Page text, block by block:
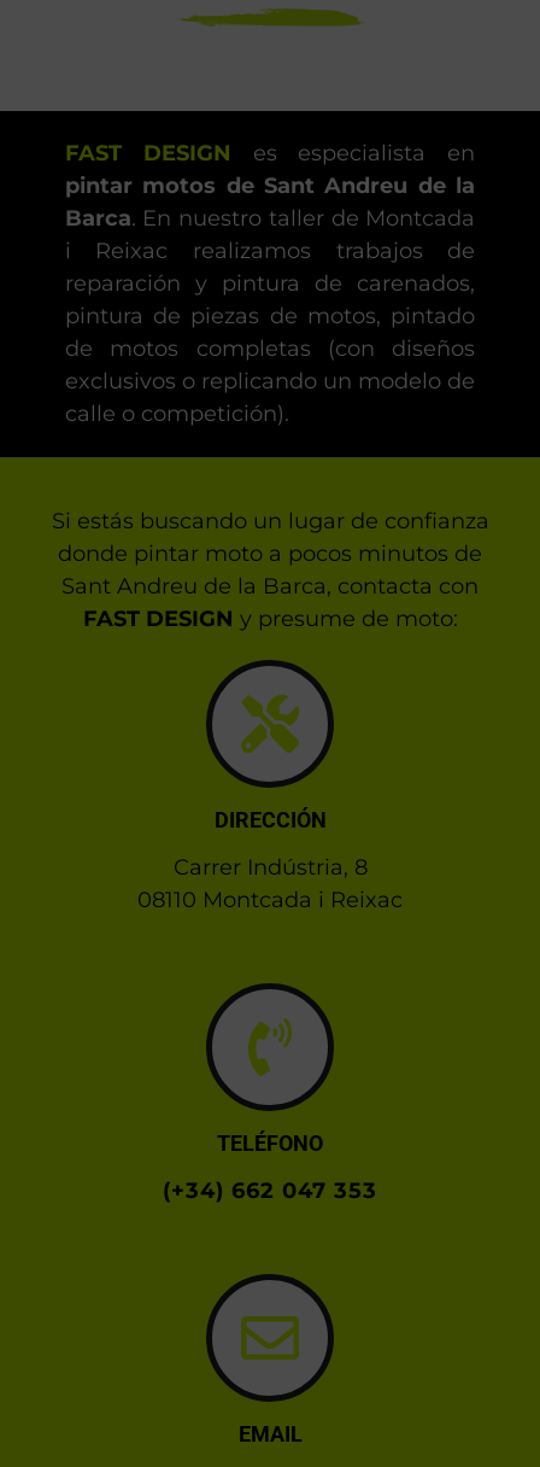
FAST DESIGN es especialista en
pintar motos de Sant Andreu de la
Barca. En nuestro taller de Montcada
i Reixac realizamos trabajos de
reparación y pintura de carenados,
pintura de piezas de motos, pintado
de motos completas (con diseños
exclusivos o replicando un modelo de
calle o competición).
Si estás buscando un lugar de confianza
donde pintar moto a pocos minutos de
Sant Andreu de la Barca, contacta con
FAST DESIGN y presume de moto:
DIRECCIÓN
Carrer Indústria, 8
08110 Montcada i Reixac
TELÉFONO
(+34) 662 047 353
EMAIL